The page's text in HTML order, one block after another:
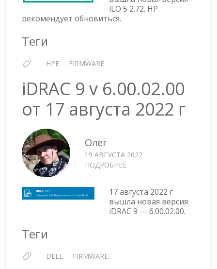
2.72
ОТ
iLO 5 2.72. HP
рекомендует обновиться.
Теги
HPE FIRMWARE
iDRAC 9 v 6.00.02.00
от 17 августа 2022 г
Олег
19 АВГУСТА 2022
ПОДРОБНЕЕ
V
6.00.02.00
ОТ
17 августа 2022 г
вышла новая версия
iDRAC 9 — 6.00.02.00.
Теги
DELL FIRMWARE